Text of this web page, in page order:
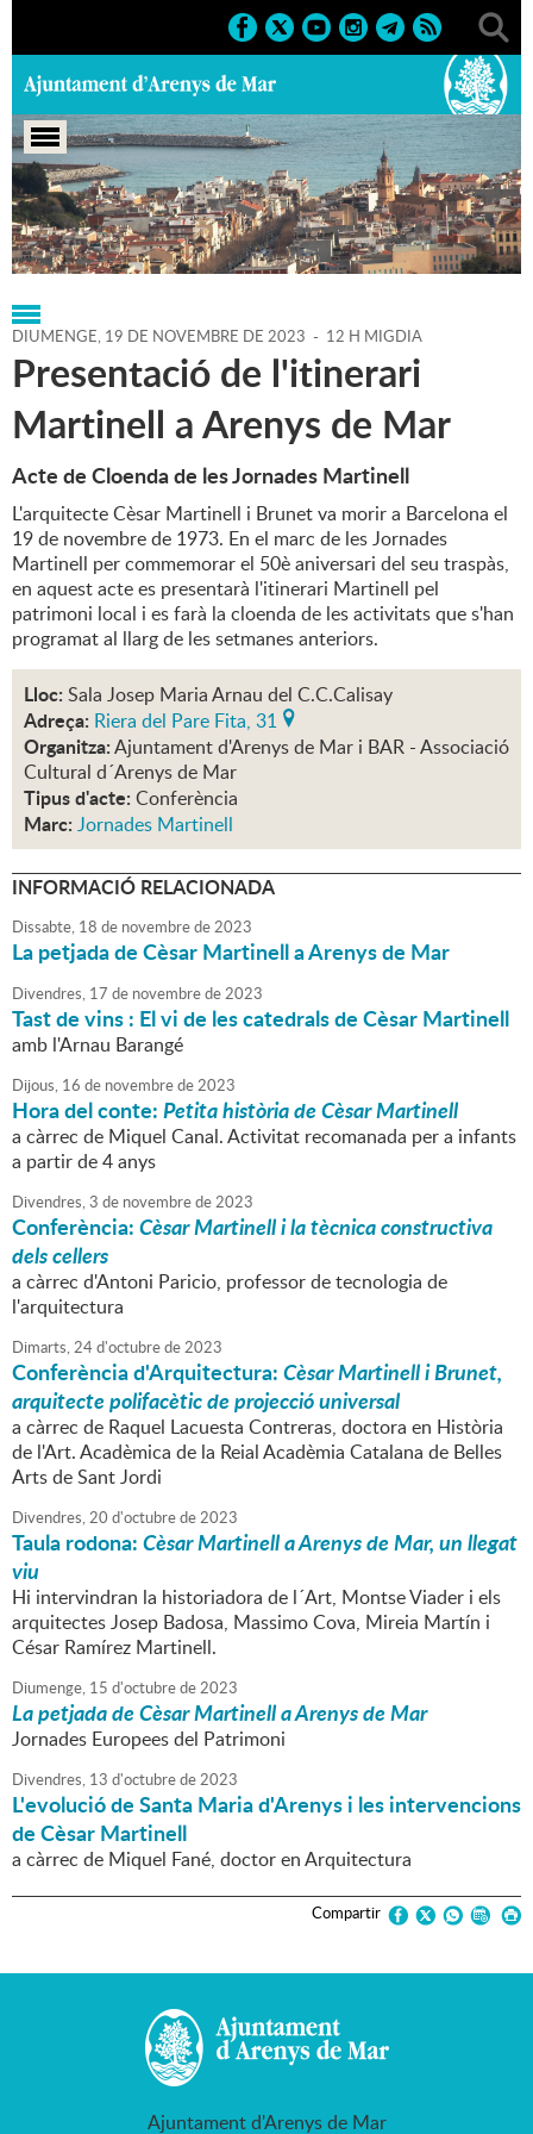
Portada > Regidories > Cultura > Agenda > 19-11-2023
DIUMENGE, 19 DE NOVEMBRE DE 2023 - 12 H MIGDIA
Presentació de l'itinerari
Martinell a Arenys de Mar
Acte de Cloenda de les Jornades Martinell
L'arquitecte Cèsar Martinell i Brunet va morir a Barcelona el
19 de novembre de 1973. En el marc de les Jornades
Martinell per commemorar el 50è aniversari del seu traspàs,
en aquest acte es presentarà l'itinerari Martinell pel
patrimoni local i es farà la cloenda de les activitats que s'han
programat al llarg de les setmanes anteriors.
Lloc: Sala Josep Maria Arnau del C.C.Calisay
Adreça: Riera del Pare Fita, 31
Organitza:Ajuntament d'Arenys de Mar i BAR - Associació
Cultural d´Arenys de Mar
Tipus d'acte: Conferència
Marc: Jornades Martinell
INFORMACIÓ RELACIONADA
Dissabte, 18 de novembrede2023
La petjada de Cèsar Martinell a Arenys de Mar
Divendres, 17 de novembrede2023
Tast de vins : El vi de les catedrals de Cèsar Martinell
amb l'Arnau Barangé
Dijous, 16 de novembrede2023
Hora del conte:Petita història de Cèsar Martinell
a càrrec de Miquel Canal. Activitat recomanada per a infants
a partir de 4 anys
Divendres,3 de novembrede2023
Conferència:Cèsar Martinell i la tècnica constructiva
dels cellers
a càrrec d'Antoni Paricio, professor de tecnologia de
l'arquitectura
Dimarts,24d'octubrede2023
Conferència d'Arquitectura:Cèsar Martinell i Brunet,
arquitecte polifacètic de projecció universal
a càrrec de Raquel Lacuesta Contreras, doctora en Història
de l'Art. Acadèmica de la Reial Acadèmia Catalana de Belles
Arts de Sant Jordi
Divendres,20 d'octubrede2023
Taula rodona:Cèsar Martinell a Arenys de Mar, un llegat
viu
Hi intervindran la historiadora de l´Art, Montse Viader i els
arquitectes Josep Badosa, Massimo Cova, Mireia Martín i
César Ramírez Martinell.
Diumenge, 15 d'octubrede2023
La petjada de Cèsar Martinell a Arenys de Mar
Jornades Europees del Patrimoni
Divendres, 13 d'octubrede2023
L'evolució de Santa Maria d'Arenys i les intervencions
de Cèsar Martinell
a càrrec de Miquel Fané, doctor en Arquitectura
Compartir
Ajuntament d'Arenys de Mar